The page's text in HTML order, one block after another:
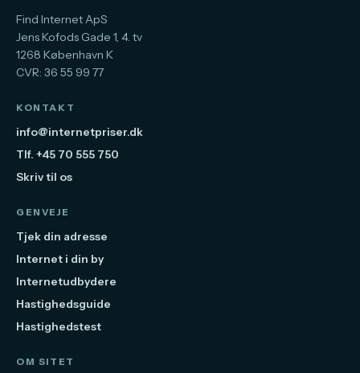
Find Internet ApS
Jens Kofods Gade 1, 4. tv
1268 København K
CVR: 36 55 99 77
KONTAKT
info@internetpriser.dk
Tlf. +45 70 555 750
Skriv til os
GENVEJE
Tjek din adresse
Internet i din by
Internetudbydere
Hastighedsguide
Hastighedstest
OM SITET